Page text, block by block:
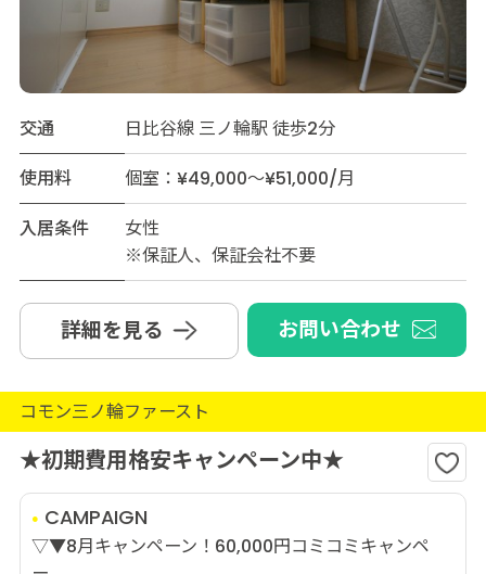
交通
日比谷線 三ノ輪駅 徒歩2分
使用料
個室：¥49,000～¥51,000/月
入居条件
女性
※保証人、保証会社不要
詳細を見る お問い合わせ
コモン三ノ輪ファースト
★初期費用格安キャンペーン中★
CAMPAIGN
▽▼8月キャンペーン！60,000円コミコミキャンペ